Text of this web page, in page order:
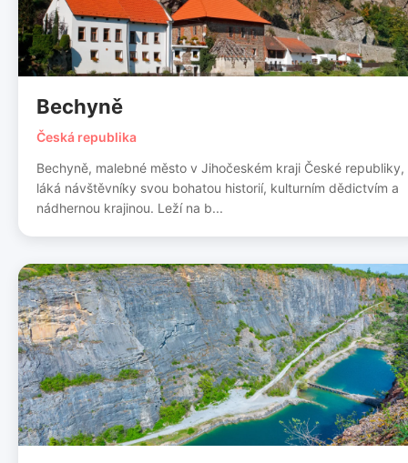
Bechyně
Česká republika
Bechyně, malebné město v Jihočeském kraji České republiky,
láká návštěvníky svou bohatou historií, kulturním dědictvím a
nádhernou krajinou. Leží na b...